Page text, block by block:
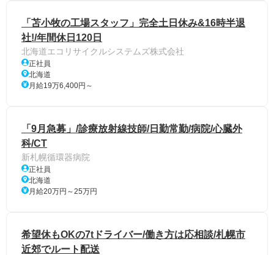
「苫小牧の工場スタッフ」完全土日休み&16時半退
社!/年間休日120日
北海道エコリサイクルシステムズ株式会社
正社員
北海道
月給19万6,400円～
「9月急募」/診療放射線技師/日勤常勤/病院/心臓外
科/CT
新札幌循環器病院
正社員
北海道
月給20万円～25万円
希望休もOKの7tドライバー/働き方は応相談/札幌市
近郊でルート配送